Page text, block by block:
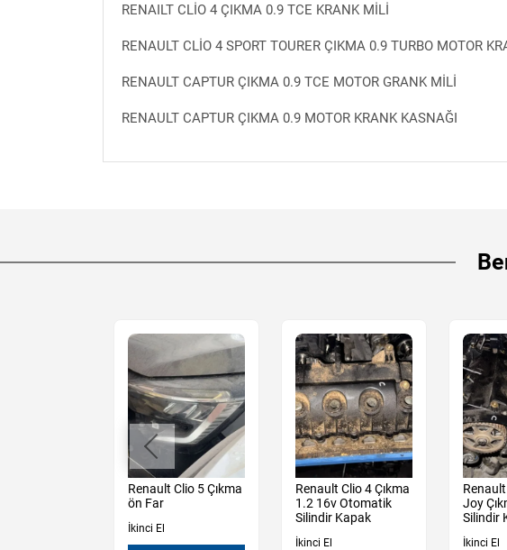
RENAILT CLİO 4 ÇIKMA 0.9 TCE KRANK MİLİ
RENAULT CLİO 4 SPORT TOURER ÇIKMA 0.9 TURBO MOTOR
RENAULT CAPTUR ÇIKMA 0.9 TCE MOTOR GRANK MİLİ
RENAULT CAPTUR ÇIKMA 0.9 MOTOR KRANK KASNAĞI
Renault Clio 5 Çıkma
ön Far
İkinci El
Renault Clio 4 Çıkma
1.2 16v Otomatik
Silindir Kapak
İkinci El
Joy
Silindir
İkinci El